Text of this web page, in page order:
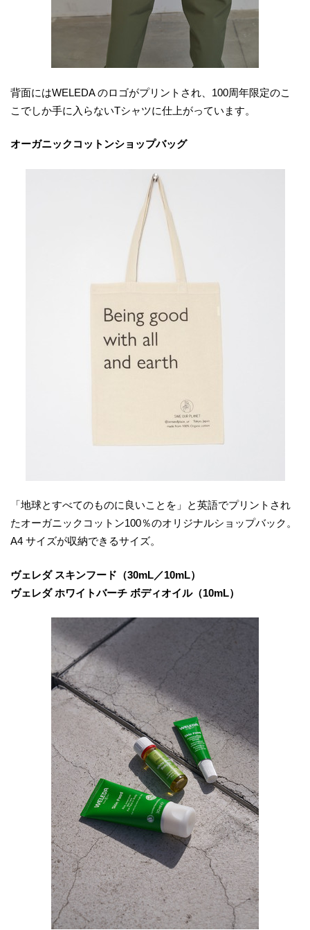
背面にはWELEDA のロゴがプリントされ、100周年限定のこ
こでしか手に入らないTシャツに仕上がっています。
オーガニックコットンショップバッグ
「地球とすべてのものに良いことを」と英語でプリントされ
たオーガニックコットン100％のオリジナルショップバック。
A4 サイズが収納できるサイズ。
ヴェレダ スキンフード（30mL／10mL）
​ヴェレダ ホワイトバーチ ボディオイル（10mL）